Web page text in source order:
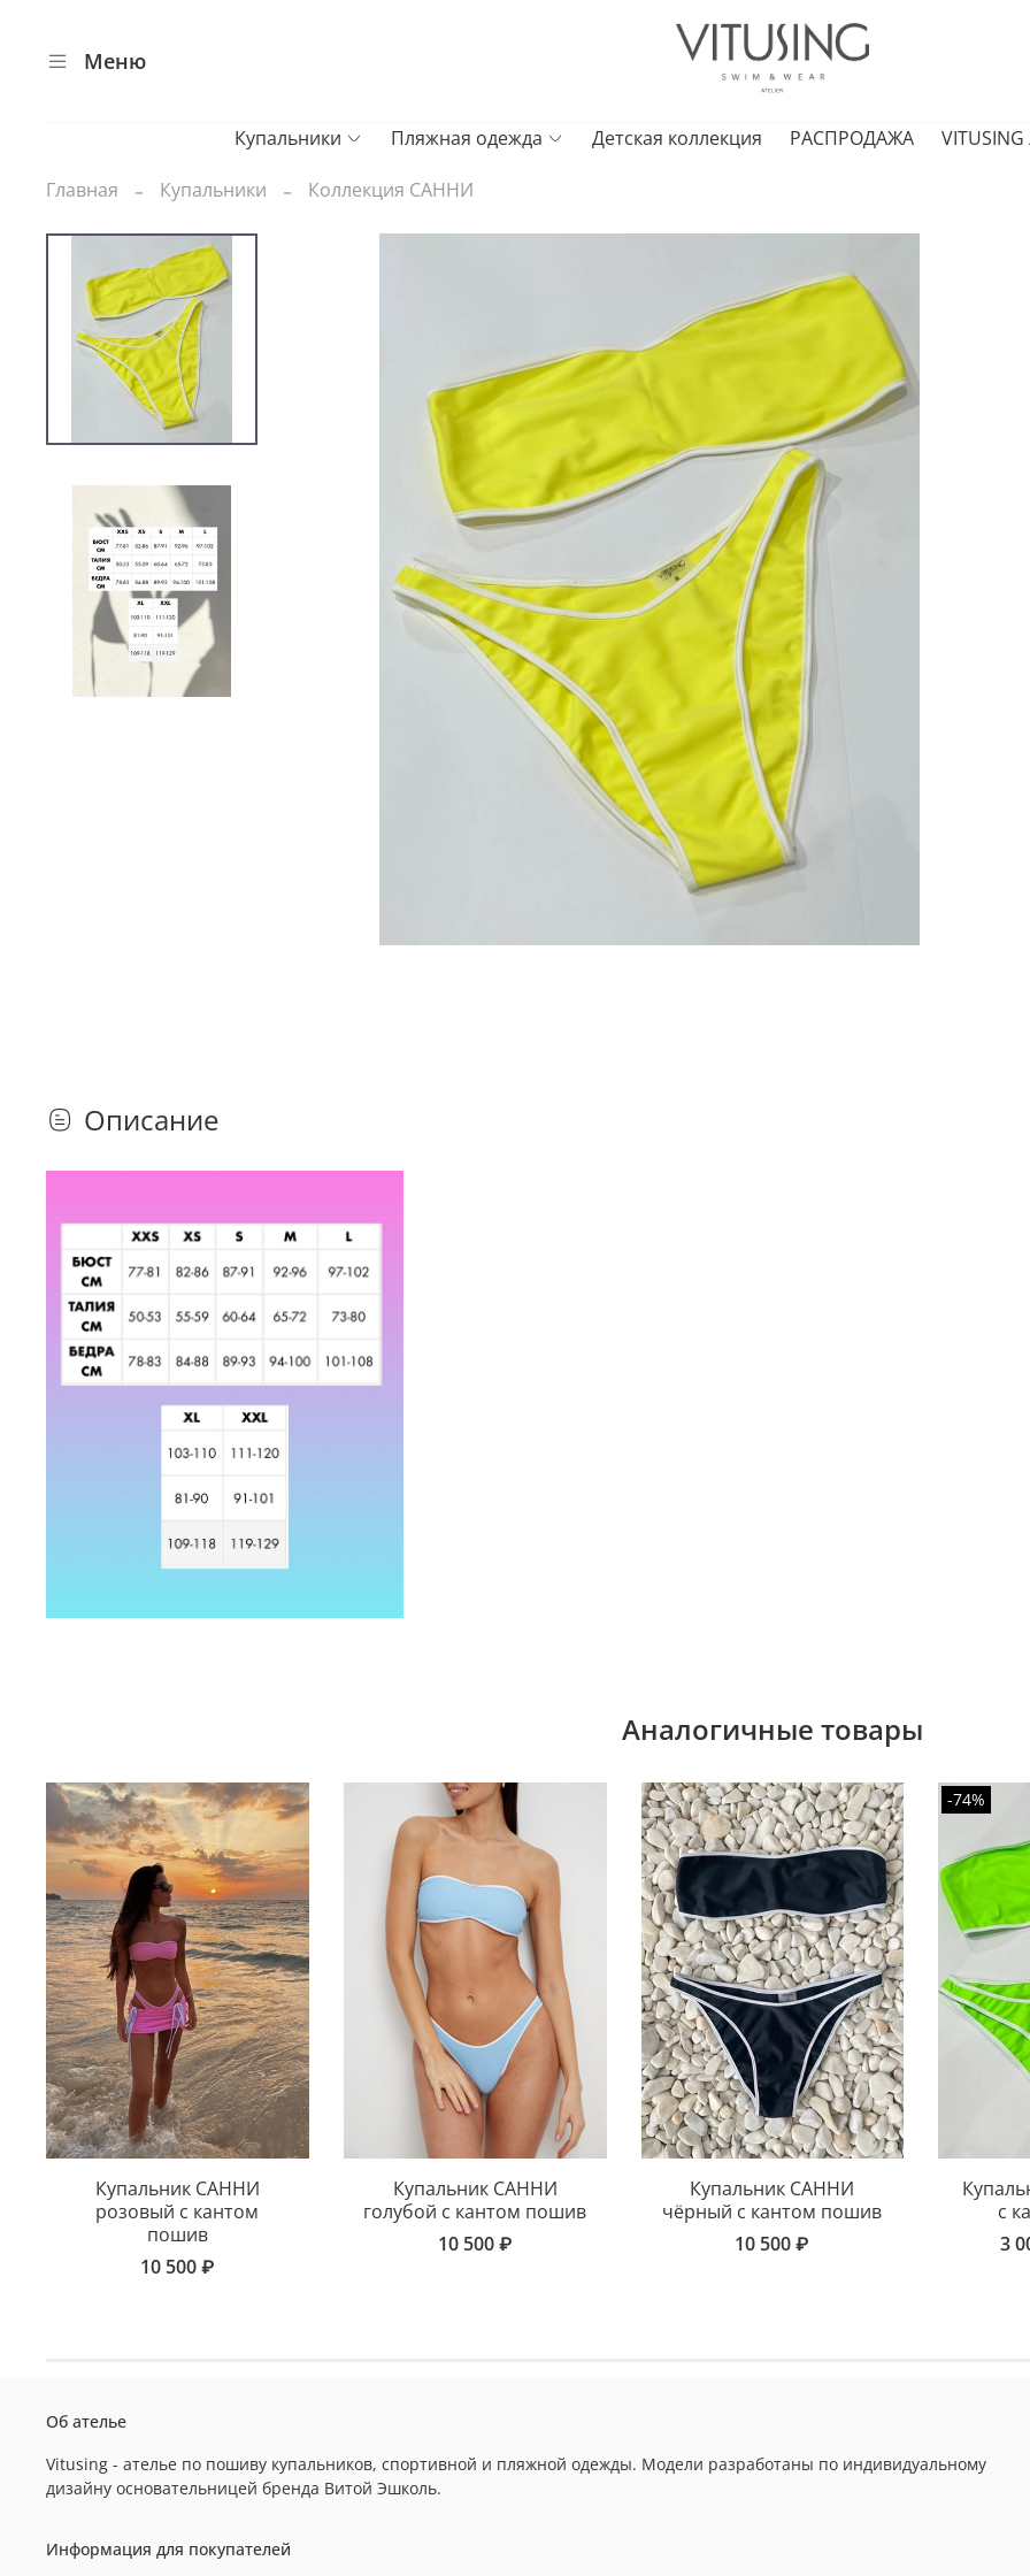
Меню
Купальники Пляжная одежда Детская коллекция РАСПРОДАЖА
Главная Купальники Коллекция САННИ
Описание
Аналогичные товары
Купальник САННИ
розовый с кантом
пошив
10 500 ₽
Купальник САННИ
голубой с кантом пошив
10 500 ₽
Купальник САННИ
чёрный с кантом пошив
10 500 ₽
-74%
с
3
Об ателье
Vitusing - ателье по пошиву купальников, спортивной и пляжной одежды. Модели разработаны по индивидуальному
дизайну основательницей бренда Витой Эшколь.
Информация для покупателей